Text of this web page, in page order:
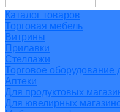
Каталог товаров
Торговая мебель
Витрины
Прилавки
Стеллажи
Торговое оборудование
Аптеки
Для продуктовых
Для ювелирных